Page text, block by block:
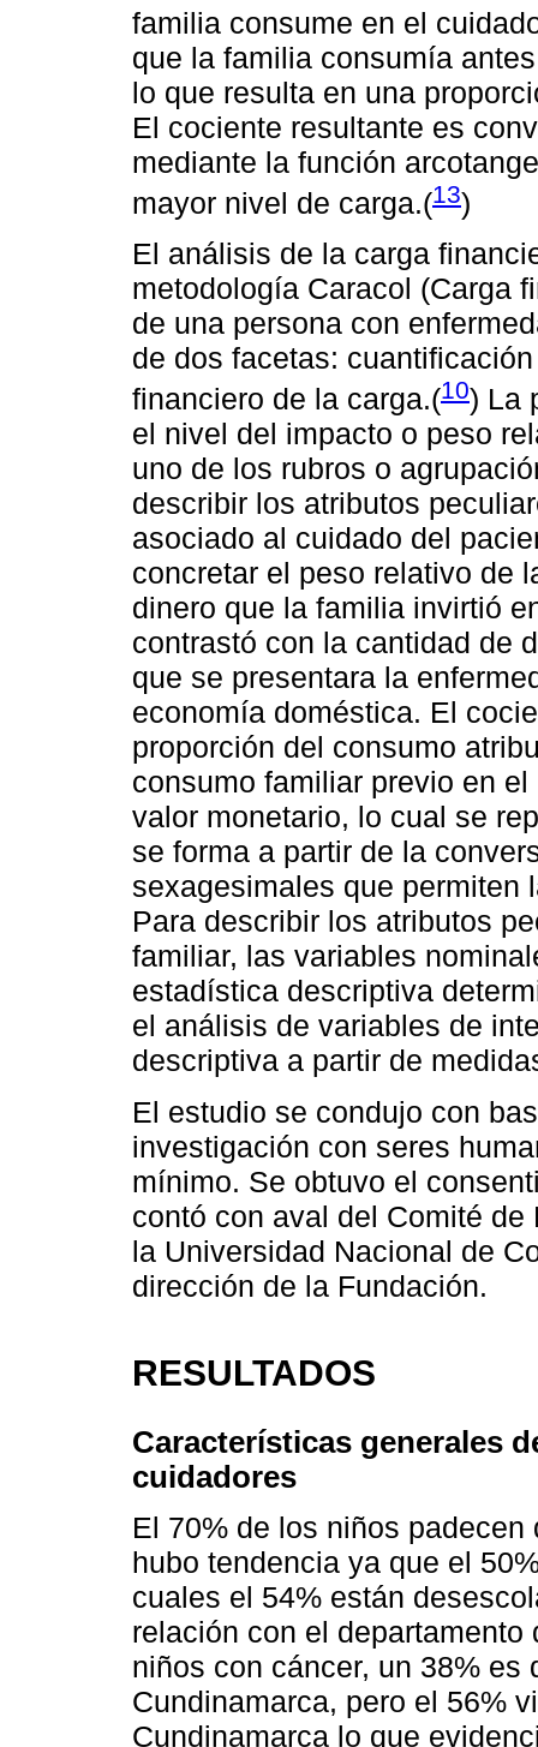
familia consume en el
que la familia consumía
lo que resulta en una
El cociente resultante es
mediante la función
mayor nivel de carga.(13)
El análisis de la carga
metodología Caracol (Carga
de una persona con
de dos facetas:
financiero de la carga.(10) La
el nivel del impacto o peso
uno de los rubros o
describir los atributos
asociado al cuidado del
concretar el peso relativo de
dinero que la familia invirtió
contrastó con la cantidad de
que se presentara la
economía doméstica. El
proporción del consumo
consumo familiar previo en
valor monetario, lo cual se
se forma a partir de la
sexagesimales que permiten
Para describir los atributos
familiar, las variables
estadística descriptiva
el análisis de variables de
descriptiva a partir de
El estudio se condujo con
investigación con seres
mínimo. Se obtuvo el
contó con aval del Comité
la Universidad Nacional de
dirección de la Fundación.
RESULTADOS
Características generales
cuidadores
El 70% de los niños
hubo tendencia ya que el
cuales el 54% están
relación con el
niños con cáncer, un 38% es
Cundinamarca, pero el 56%
Cundinamarca lo que